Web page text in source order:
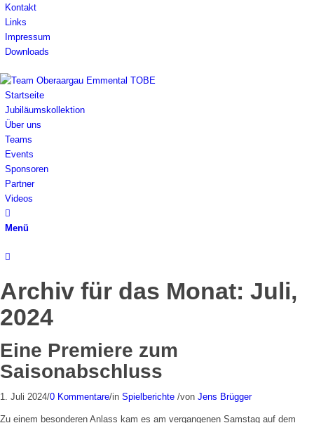
Kontakt
Links
Impressum
Downloads
Startseite
Jubiläumskollektion
Über uns
Teams
Events
Sponsoren
Partner
Videos
Menü
Archiv für das Monat: Juli,
2024
Eine Premiere zum
Saisonabschluss
1. Juli 2024/0 Kommentare/in Spielberichte /von Jens Brügger
Zu einem besonderen Anlass kam es am vergangenen Samstag auf dem